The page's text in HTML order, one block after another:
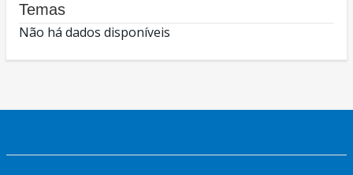
Temas
Não há dados disponíveis